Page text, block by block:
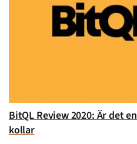
BitQL Review 2020: Är det
kollar